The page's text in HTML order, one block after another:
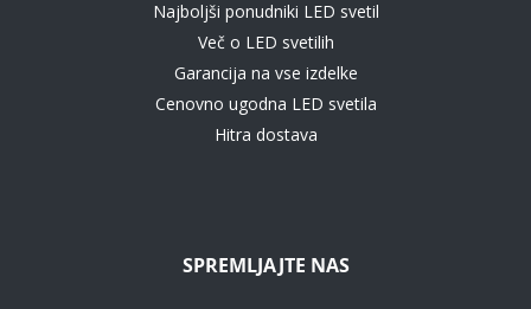
Najboljši ponudniki LED svetil
Več o LED svetilih
Garancija na vse izdelke
Cenovno ugodna LED svetila
Hitra dostava
SPREMLJAJTE NAS